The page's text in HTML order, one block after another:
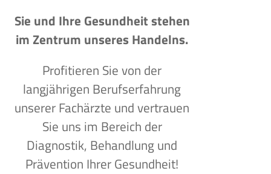
Sie und Ihre Gesundheit stehen
im Zentrum unseres Handelns.
Profitieren Sie von der
langjährigen Berufserfahrung
unserer Fachärzte und vertrauen
Sie uns im Bereich der
Diagnostik, Behandlung und
Prävention Ihrer Gesundheit!